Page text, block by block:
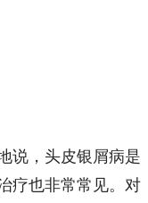
说，头皮银屑病是
疗也非常常见。对